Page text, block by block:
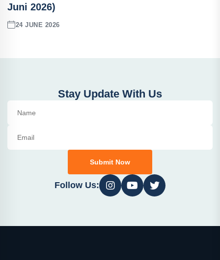
Juni 2026)
24 JUNE 2026
Stay Update With Us
Submit Now
Follow Us: